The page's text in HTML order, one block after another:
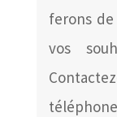
ferons
vos